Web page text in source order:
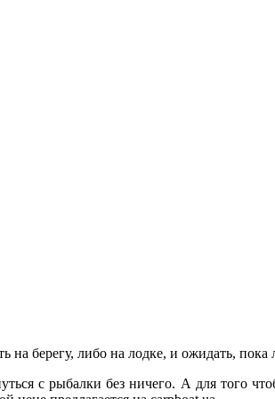
берегу, либо на лодке, и ожидать, пока
с рыбалки без ничего. А для того